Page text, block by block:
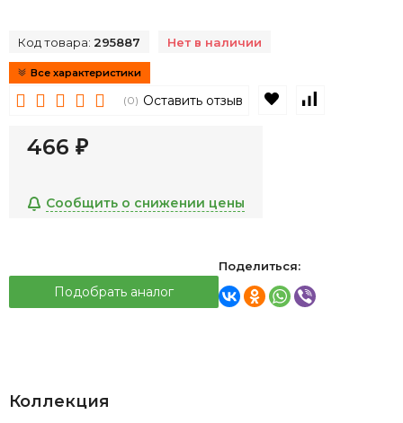
Код товара: 295887 Нет в наличии
Все характеристики
(0) Оставить отзыв В избранное
466 ₽
Сообщить о снижении цены
Подобрать аналог
Поделиться:
Коллекция